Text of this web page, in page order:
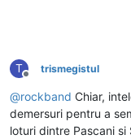
T
Deconectat
trismegistul
@rockband Chiar,
demersuri pentru a
loturi dintre Pascani si